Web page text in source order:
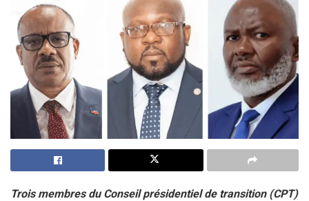
Trois membres du Conseil présidentiel de transition (CPT)